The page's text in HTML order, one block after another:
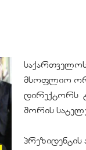
საქართველოს
მსოფლიო
დირექტორს
შორის
პრეზიდენტის